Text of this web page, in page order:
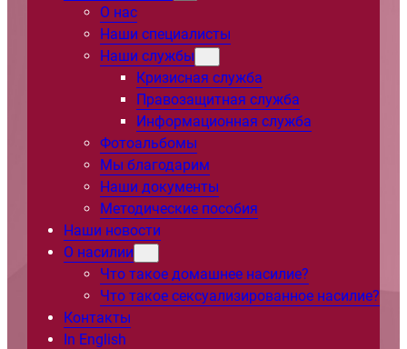
О нас
Наши специалисты
Наши службы
Кризисная служба
Правозащитная служба
Информационная служба
Фотоальбомы
Мы благодарим
Наши документы
Методические пособия
Наши новости
О насилии
Что такое домашнее насилие?
Что такое сексуализированное насилие?
Контакты
In English